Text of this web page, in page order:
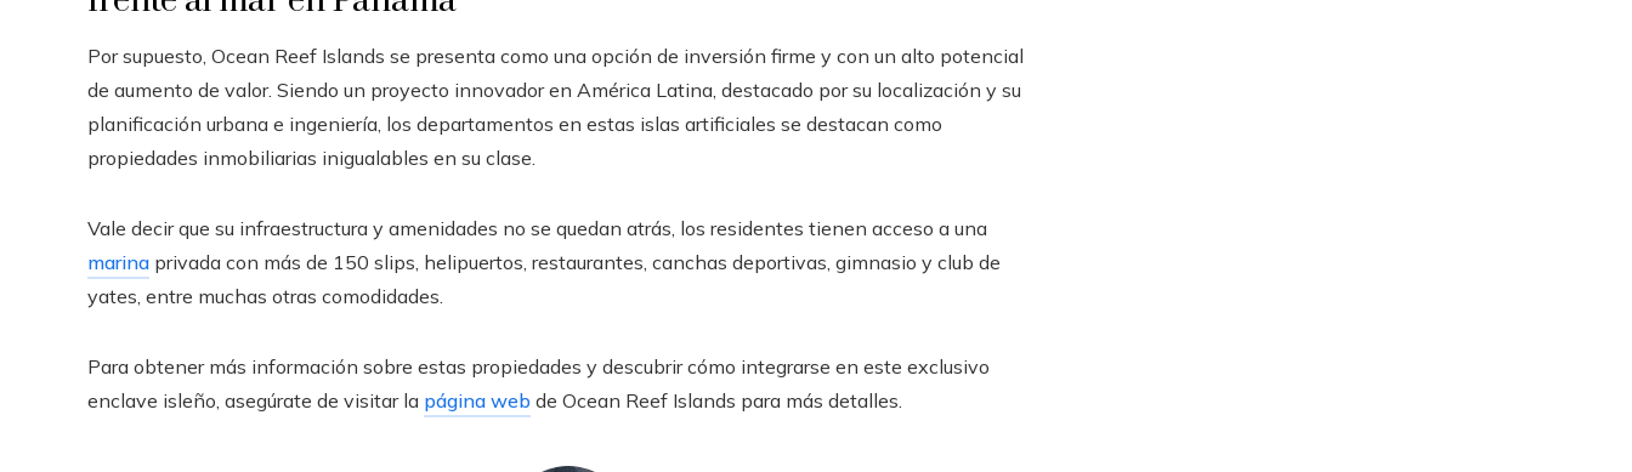
Por supuesto, Ocean Reef Islands se presenta como una opción de inversión firme y con un alto potencial
de aumento de valor. Siendo un proyecto innovador en América Latina, destacado por su localización y su
planificación urbana e ingeniería, los departamentos en estas islas artificiales se destacan como
propiedades inmobiliarias inigualables en su clase.
Vale decir que su infraestructura y amenidades no se quedan atrás, los residentes tienen acceso a una
marina privada con más de 150 slips, helipuertos, restaurantes, canchas deportivas, gimnasio y club de
yates, entre muchas otras comodidades.
Para obtener más información sobre estas propiedades y descubrir cómo integrarse en este exclusivo
enclave isleño, asegúrate de visitar la página web de Ocean Reef Islands para más detalles.